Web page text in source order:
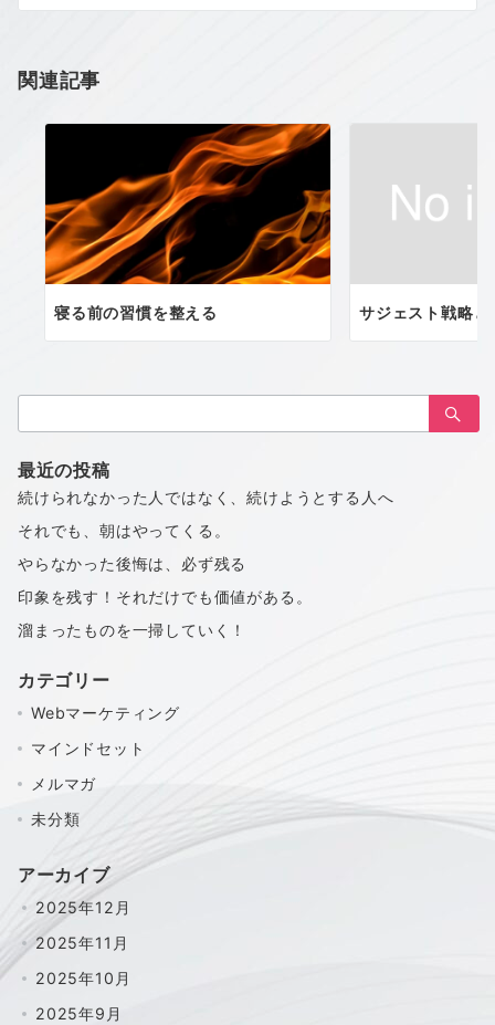
シ
ン
関連記事
寝る前の習慣を整える サジェスト戦略と
索：
最近の投稿
続けられなかった人ではなく、続けようとする人へ
それでも、朝はやってくる。
やらなかった後悔は、必ず残る
印象を残す！それだけでも価値がある。
溜まったものを一掃していく！
カテゴリー
Webマーケティング
マインドセット
メルマガ
未分類
アーカイブ
2025年12月
2025年11月
2025年10月
2025年9月